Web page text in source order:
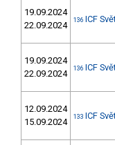
19.09.2024
22.09.2024
136 ICF
19.09.2024
22.09.2024
136 ICF
12.09.2024
15.09.2024
133 ICF